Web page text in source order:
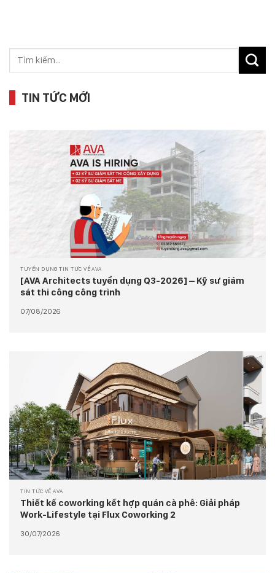
TIN TỨC MỚI
TUYỂN DỤNG TIN TỨC VỀ AVA
[AVA Architects tuyển dụng Q3-2026] – Kỹ sư giám
sát thi công công trình
07/08/2026
TIN TỨC VỀ AVA
Thiết kế coworking kết hợp quán cà phê: Giải pháp
Work-Lifestyle tại Flux Coworking 2
30/07/2026